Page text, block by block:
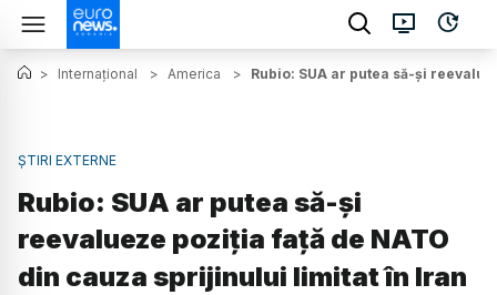
> Internațional > America > Rubio: SUA ar putea să-și
ȘTIRI EXTERNE
Rubio: SUA ar putea să-și
reevalueze poziția față de NATO
din cauza sprijinului limitat în Iran